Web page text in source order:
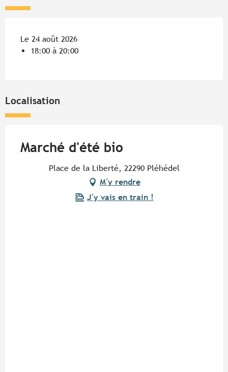
Le 24 août 2026
18:00 à 20:00
Localisation
Marché d'été bio
Place de la Liberté, 22290 Pléhédel
M'y rendre
J'y vais en train !